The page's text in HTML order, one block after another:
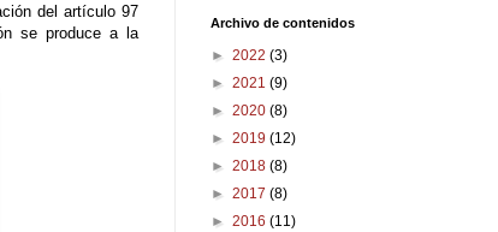
del artículo 97
se produce a la
Archivo de contenidos
► 2022 (3)
► 2021 (9)
► 2020 (8)
► 2019 (12)
► 2018 (8)
► 2017 (8)
► 2016 (11)